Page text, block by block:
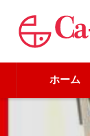
ホーム